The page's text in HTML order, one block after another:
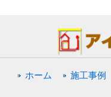
ホーム 施工事例